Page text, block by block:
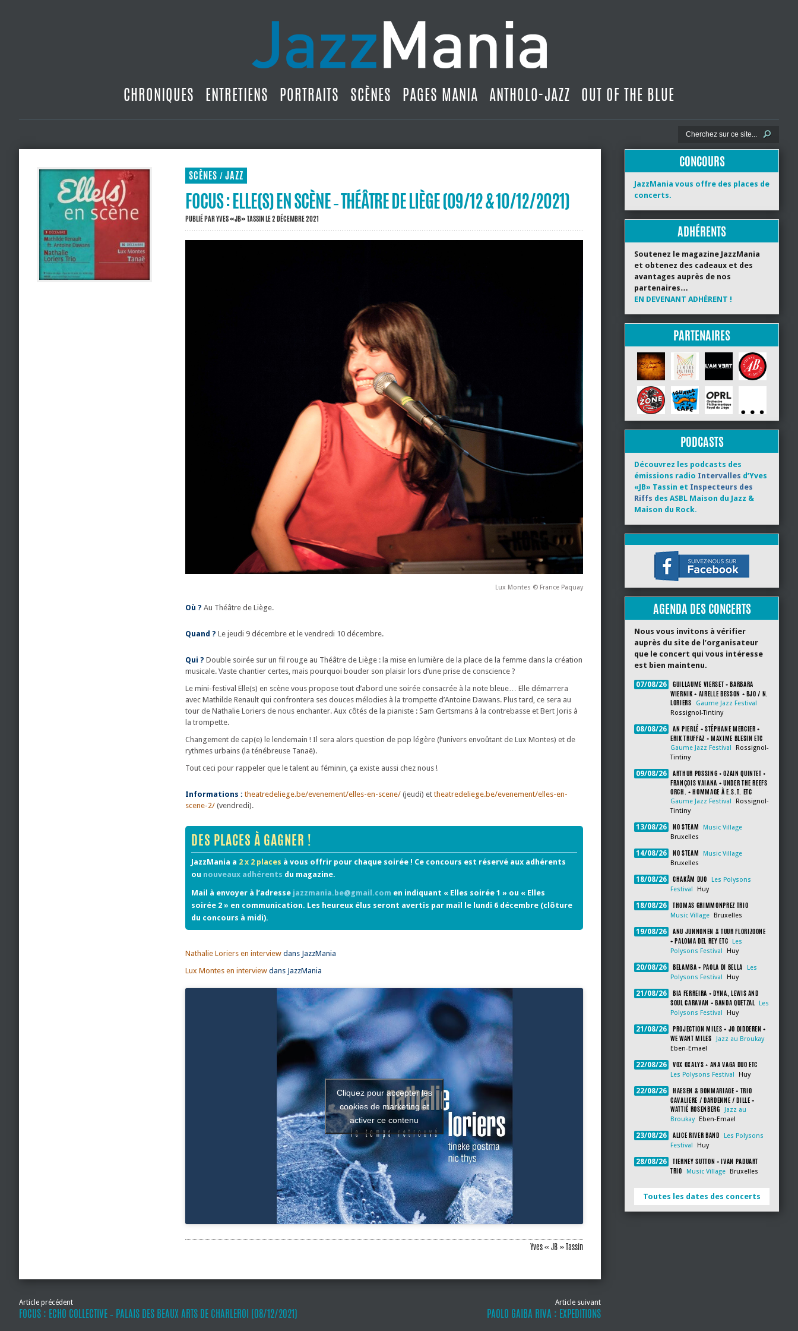
CHRONIQUES ENTRETIENS PORTRAITS SCÈNES PAGES MANIA ANTHOLO-JAZZ OUT OF THE BLUE
SCÈNES / JAZZ
FOCUS : ELLE(S) EN SCÈNE ‐ THÉÂTRE DE LIÈGE (09/12 & 10/12/2021)
PUBLIÉ PARYVES «JB» TASSINLE 2 DÉCEMBRE 2021
Lux Montes © France Paquay
Où ? Au Théâtre de Liège.
Quand ? Le jeudi 9 décembre et le vendredi 10 décembre.
Qui ? Double soirée sur un fil rouge au Théâtre de Liège : la mise en lumière de la place de la femme dans la création
musicale. Vaste chantier certes, mais pourquoi bouder son plaisir lors d’une prise de conscience ?
Le mini-festival Elle(s) en scène vous propose tout d’abord une soirée consacrée à la note bleue… Elle démarrera
avec Mathilde Renault qui confrontera ses douces mélodies à la trompette d’Antoine Dawans. Plus tard, ce sera au
tour de Nathalie Loriers de nous enchanter. Aux côtés de la pianiste : Sam Gertsmans à la contrebasse et Bert Joris à
la trompette.
Changement de cap(e) le lendemain ! Il sera alors question de pop légère (l’univers envoûtant de Lux Montes) et de
rythmes urbains (la ténébreuse Tanaë).
Tout ceci pour rappeler que le talent au féminin, ça existe aussi chez nous !
Informations : theatredeliege.be/evenement/elles-en-scene/ (jeudi) ettheatredeliege.be/evenement/elles-en-
scene-2/ (vendredi).
DES PLACES À GAGNER !
JazzMania a 2 x 2 places à vous offrir pour chaque soirée ! Ce concours est réservé aux adhérents
ou nouveaux adhérents du magazine.
Mail à envoyer à l’adresse jazzmania.be@gmail.com en indiquant « Elles soirée 1 » ou « Elles
soirée 2 » en communication. Les heureux élus seront avertis par mail le lundi 6 décembre (clôture
du concours à midi).
Nathalie Loriers en interview dans JazzMania
Lux Montes en interview dans JazzMania
Cliquez pour accepter les
cookies de marketing et
activer ce contenu
Yves « JB » Tassin
Article précédent
FOCUS : ECHO COLLECTIVE ‐ PALAIS DES BEAUX ARTS DE CHARLEROI (08/12/2021)
Article suivant
PAOLO GAIBA RIVA : EXPEDITIONS
CONCOURS
JazzMania vous offre des places de
concerts.
ADHÉRENTS
Soutenez le magazine JazzMania
et obtenez des cadeaux et des
avantages auprès de nos
partenaires…
EN DEVENANT ADHÉRENT !
PARTENAIRES
PODCASTS
Découvrez les podcasts des
émissions radio Intervalles d’Yves
«JB» Tassin et Inspecteurs des
Riffs des ASBL Maison du Jazz &
Maison du Rock.
AGENDA DES CONCERTS
Nous vous invitons à vérifier
auprès du site de l’organisateur
que le concert qui vous intéresse
est bien maintenu.
07/08/26
GUILLAUME VIERSET + BARBARA
WIERNIK + AIRELLE BESSON + BJO / N.
LORIERS
Gaume Jazz Festival
Rossignol-Tintiny
08/08/26
AN PIERLÉ + STÉPHANE MERCIER +
ERIK TRUFFAZ + MAXIME BLESIN ETC
Gaume Jazz Festival
Rossignol-
Tintiny
09/08/26
ARTHUR POSSING + OZAIN QUINTET +
FRANÇOIS VAIANA + UNDER THE REEFS
ORCH. + HOMMAGE À E.S.T. ETC
Gaume Jazz Festival
Rossignol-
Tintiny
13/08/26 NO STEAM
Music Village
Bruxelles
14/08/26 NO STEAM
Music Village
Bruxelles
18/08/26 CHAKÂM DUO
Les Polysons
Festival
Huy
18/08/26 THOMAS GRIMMONPREZ TRIO
Music Village Bruxelles
19/08/26
ANU JUNNONEN & TUUR FLORIZOONE
+ PALOMA DEL REY ETC
Les
Polysons Festival
Huy
20/08/26 BELAMBA + PAOLA DI BELLA
Les
Polysons Festival
Huy
21/08/26
BIA FERREIRA + DYNA, LEWIS AND
SOUL CARAVAN + BANDA QUETZAL
Les
Polysons Festival
Huy
21/08/26
PROJECTION MILES + JO DIDDEREN +
WE WANT MILES
Jazz au Broukay
Eben-Emael
22/08/26 VOX OXALYS + ANA VAGA DUO ETC
Les Polysons Festival Huy
22/08/26
HAESEN & BONMARIAGE + TRIO
CAVALIERE / DARDENNE / DILLE +
WATTIÉ ROSENBERG
Jazz au
Broukay
Eben-Emael
23/08/26 ALICE RIVER BAND
Les Polysons
Festival
Huy
28/08/26
TIERNEY SUTTON + IVAN PADUART
TRIO
Music Village Bruxelles
Toutes les dates des concerts